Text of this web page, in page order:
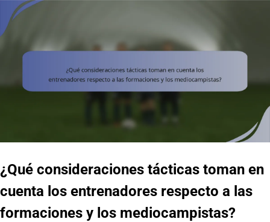
¿Qué consideraciones tácticas toman en
cuenta los entrenadores respecto a las
formaciones y los mediocampistas?